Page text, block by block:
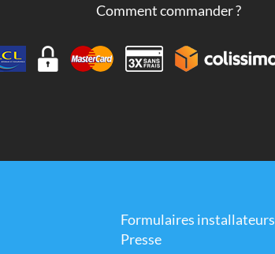
Comment commander ?
Formulaires installateurs
Presse